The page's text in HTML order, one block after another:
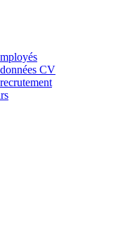
CV